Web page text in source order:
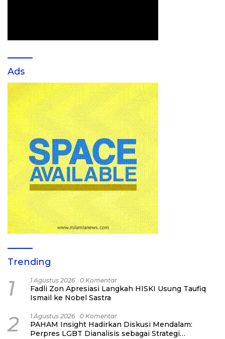
Ads
Trending
1 1 Agustus 2026 0 Komentar
Fadli Zon Apresiasi Langkah HISKI Usung Taufiq
Ismail ke Nobel Sastra
2 1 Agustus 2026 0 Komentar
PAHAM Insight Hadirkan Diskusi Mendalam:
Perpres LGBT Dianalisis sebagai Strategi